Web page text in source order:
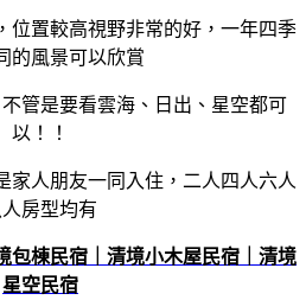
，位置較高視野非常的好，一年四季
的風景可以欣賞
管是要看雲海、日出、星空都可
以！！
家人朋友一同入住，二人四人六人
人房型均有
包棟民宿｜清境小木屋民宿｜清境
星空民宿